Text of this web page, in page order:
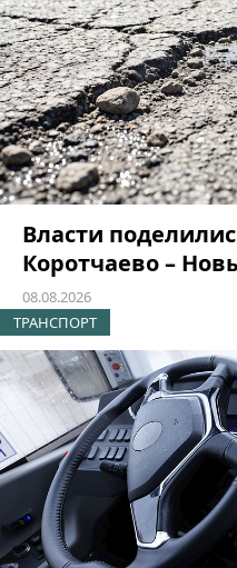
Власти
Коротчаево –
08.08.2026
ТРАНСПОРТ